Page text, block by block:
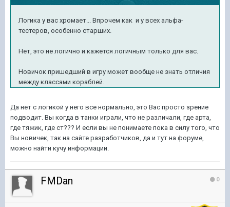
Логика у вас хромает... Впрочем как и у всех альфа-
тестеров, особенно старших.
Нет, это не логично и кажется логичным только для вас.
Новичок пришедший в игру может вообще не знать отличия
между классами кораблей.
Да нет с логикой у него все нормально, это Вас просто зрение
подводит. Вы когда в танки играли, что не различали, где арта,
где тяжик, где ст??? И если вы не понимаете пока в силу того, что
Вы новичек, так на сайте разработчиков, да и тут на форуме,
можно найти кучу информации.
0
FMDan